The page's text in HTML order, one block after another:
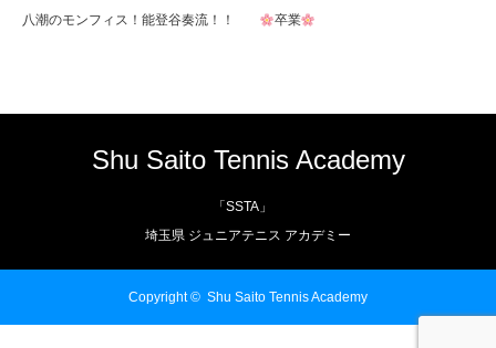
八潮のモンフィス！能登谷奏流！！ 卒業
Shu Saito Tennis Academy
「SSTA」
埼玉県 ジュニアテニス アカデミー
Copyright © Shu Saito Tennis Academy